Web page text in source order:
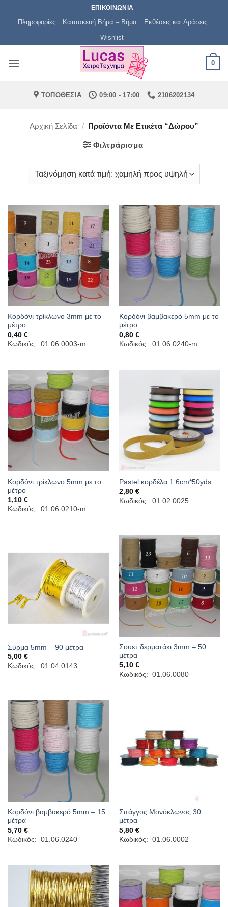
ΕΠΙΚΟΙΝΩΝΙΑ
Πληροφορίες Κατασκευή Βήμα – Βήμα
Εκθέσεις και Δράσεις
Wishlist
0
ΤΟΠΟΘΕΣΙΑ 09:00 - 17:00 2106202134
Αρχική Σελίδα / Προϊόντα Με Ετικέτα “δώρου”
Φιλτράρισμα
Κορδόνι τρίκλωνο 3mm με το
μέτρο
0,40 €
Κωδικός: 01.06.0003-m
Κορδόνι βαμβακερό 5mm με το
μέτρο
0,80 €
Κωδικός: 01.06.0240-m
Κορδόνι τρίκλωνο 5mm με το
μέτρο
1,10 €
Κωδικός: 01.06.0210-m
Pastel κορδέλα 1.6cm*50yds
2,80 €
Κωδικός: 01.02.0025
Σύρμα 5mm – 90 μέτρα
5,00 €
Κωδικός: 01.04.0143
Σουετ δερματάκι 3mm – 50
μέτρα
5,10 €
Κωδικός: 01.06.0080
Κορδόνι βαμβακερό 5mm – 15
μέτρα
5,70 €
Κωδικός: 01.06.0240
Σπάγγος Μονόκλωνος 30
μέτρα
5,80 €
Κωδικός: 01.06.0002